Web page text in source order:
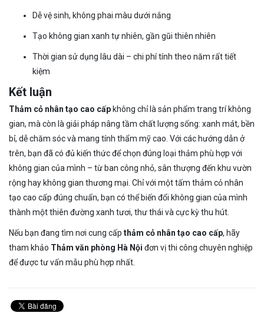
Dễ vệ sinh, không phai màu dưới nắng
Tạo không gian xanh tự nhiên, gần gũi thiên nhiên
Thời gian sử dụng lâu dài – chi phí tính theo năm rất tiết
kiệm
Kết luận
Thảm cỏ nhân tạo cao cấp không chỉ là sản phẩm trang trí không
gian, mà còn là giải pháp nâng tầm chất lượng sống: xanh mát, bền
bỉ, dễ chăm sóc và mang tính thẩm mỹ cao. Với các hướng dẫn ở
trên, bạn đã có đủ kiến thức để chọn đúng loại thảm phù hợp với
không gian của mình – từ ban công nhỏ, sân thượng đến khu vườn
rộng hay không gian thương mại. Chỉ với một tấm thảm cỏ nhân
tạo cao cấp đúng chuẩn, bạn có thể biến đổi không gian của mình
thành một thiên đường xanh tươi, thư thái và cực kỳ thu hút.
Nếu bạn đang tìm nơi cung cấp thảm cỏ nhân tạo cao cấp, hãy
tham khảo Thảm văn phòng Hà Nội đơn vị thi công chuyên nghiệp
để được tư vấn mẫu phù hợp nhất.